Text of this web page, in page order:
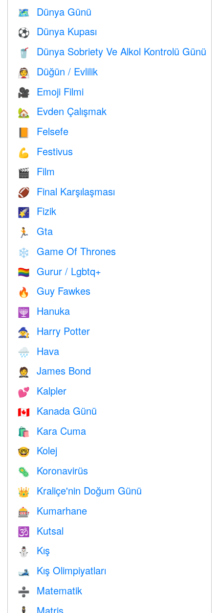
🗺️ Dünya Günü
⚽ Dünya Kupası
🥤 Dünya Sobriety Ve Alkol Kontrolü Günü
👰 Düğün / Evlilik
🎥 Emoji Filmi
🏡 Evden Çalışmak
📙 Felsefe
💪 Festivus
🎬 Film
🏈 Final Karşılaşması
🌠 Fizik
🏃 Gta
❄️ Game Of Thrones
🏳️‍🌈 Gurur / Lgbtq+
🔥 Guy Fawkes
🕎 Hanuka
🧙 Harry Potter
🌧 Hava
🤵 James Bond
💕 Kalpler
🇨🇦 Kanada Günü
🛍 Kara Cuma
🤓 Kolej
🦠 Koronavirüs
👑 Kraliçe'nin Doğum Günü
🎰 Kumarhane
🕉 Kutsal
⛄ Kış
🎿 Kış Olimpiyatları
➗ Matematik
Matris